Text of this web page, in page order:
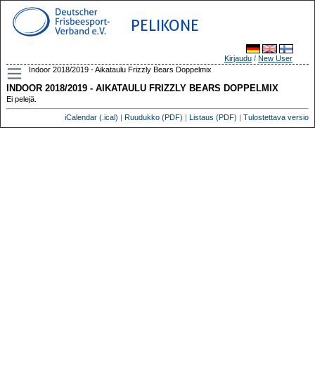
PELIKONE
Kirjaudu / New User
Indoor 2018/2019 - Aikataulu Frizzly Bears Doppelmix
INDOOR 2018/2019 - AIKATAULU FRIZZLY BEARS DOPPELMIX
Ei pelejä.
iCalendar (.ical) | Ruudukko (PDF) | Listaus (PDF) | Tulostettava versio